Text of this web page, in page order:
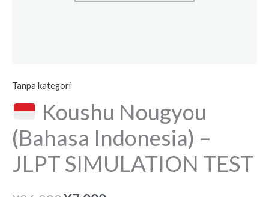
Tanpa kategori
Koushu Nougyou
(Bahasa Indonesia) –
JLPT SIMULATION TEST